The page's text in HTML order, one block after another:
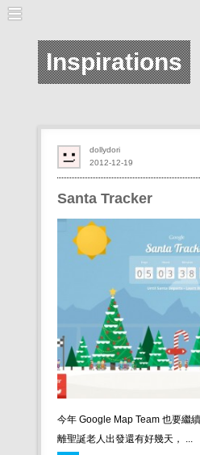
Inspirations
Santa Tracker
今年 Google Map Team 也要繼
離聖誕老人出發還有好幾天， ...
2012-12-19
dollydori